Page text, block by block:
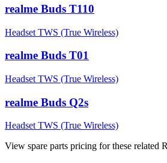
realme Buds T110
Headset TWS (True Wireless)
realme Buds T01
Headset TWS (True Wireless)
realme Buds Q2s
Headset TWS (True Wireless)
View spare parts pricing for these related